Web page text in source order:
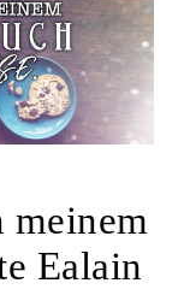
meinem
Ealain